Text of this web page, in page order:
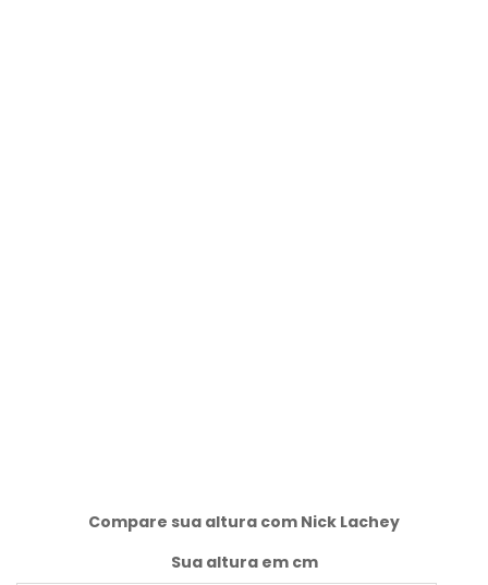
Compare sua altura com Nick Lachey
Sua altura em cm